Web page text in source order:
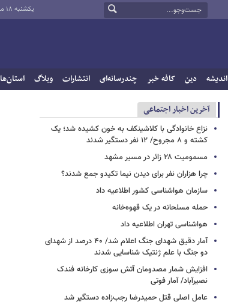
یکشنبه ۱۸ مرداد ۱۴۰۵
اندیشه دین کافه خبر چندرسانه‌ای انتشارات وبلاگ استان‌ها
آخرین اخبار اجتماعی
نزاع خانوادگی با کلاشینکف به خون کشیده شد؛ یک
کشته و ۸ مجروح/ ۱۲ نفر دستگیر شدند
مسمومیت ۲۸ زائر در مسیر مشهد
چرا هزاران نفر برای دیدن نیما تکیدو جمع شدند؟
سازمان هواشناسی کشور اطلاعیه داد
حمله مسلحانه در یک قهوه‌خانه
هواشناسی تهران اطلاعیه داد
آمار دقیق شهدای جنگ اعلام شد/ ۴۰ درصد از شهدای
دو جنگ با علم ژنتیک شناسایی شدند
افزایش شمار مصدومان آتش سوزی کارخانه فندک
نصیرآباد/ آمار فوتی
عامل اصلی قتل حمیدرضا رجب‌زاده دستگیر شد